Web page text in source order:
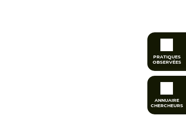
PRATIQUES
OBSERVÉES
ANNUAIRE
CHERCHEURS